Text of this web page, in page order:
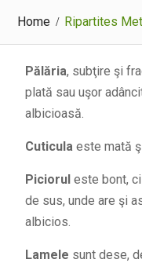
Home Ripartites
Pălăria, subţire şi
plată sau uşor
albicioasă.
Cuticulaeste mată
Picioruleste bont,
de sus, unde are şi
albicios.
Lamele sunt dese,